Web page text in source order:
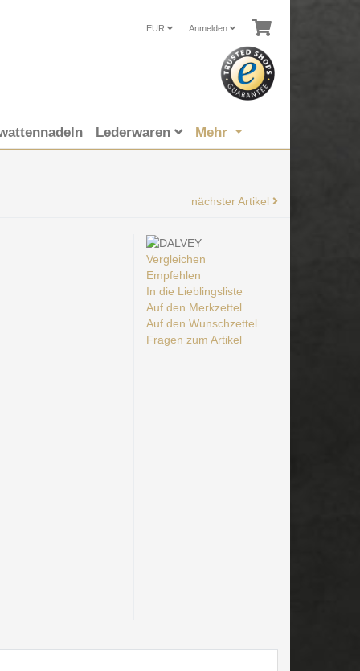
EUR Anmelden
Lederwaren Mehr
nächster Artikel
Vergleichen
Empfehlen
In die Lieblingsliste
Auf den Merkzettel
Auf den Wunschzettel
Fragen zum Artikel